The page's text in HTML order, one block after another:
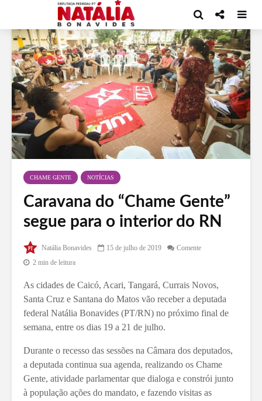
CHAME GENTE NOTÍCIAS
Caravana do “Chame Gente”
segue para o interior do RN
Natália Bonavides 15 de julho de 2019
Comente
2 min de leitura
As cidades de Caicó, Acari, Tangará, Currais Novos,
Santa Cruz e Santana do Matos vão receber a deputada
federal Natália Bonavides (PT/RN) no próximo final de
semana, entre os dias 19 a 21 de julho.
Durante o recesso das sessões na Câmara dos deputados,
a deputada continua sua agenda, realizando os Chame
Gente, atividade parlamentar que dialoga e constrói junto
à população ações do mandato, e fazendo visitas as